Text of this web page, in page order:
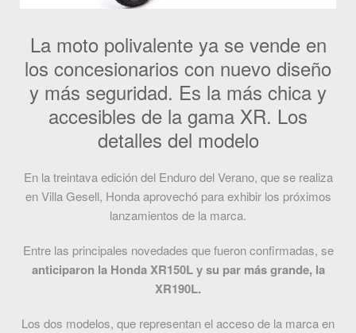
La moto polivalente ya se vende en
los concesionarios con nuevo diseño
y más seguridad. Es la más chica y
accesibles de la gama XR. Los
detalles del modelo
En la treintava edición del Enduro del Verano, que se realiza
en Villa Gesell, Honda aprovechó para exhibir los próximos
lanzamientos de la marca.
Entre las principales novedades que fueron confirmadas, se
anticiparon la Honda XR150L y su par más grande, la
XR190L.
Los dos modelos, que representan el acceso de la marca en